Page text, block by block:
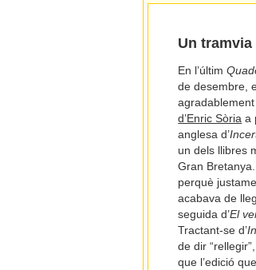
Un
En l’últim
de desembre,
d’Enric Sòria a
anglesa d’
un dels llibres
Gran
perquè
acabava de
seguida d’El
Tractant-se d’
de dir
que l’edició